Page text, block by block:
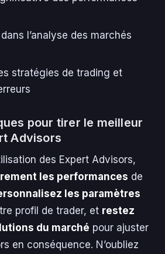
l’analyse des marchés
stratégies de trading et
pour tirer le meilleur
Advisors
des Expert Advisors,
les performances de
les paramètres
profil de trader, et restez
du marché pour ajuster
en conséquence. N’oubliez